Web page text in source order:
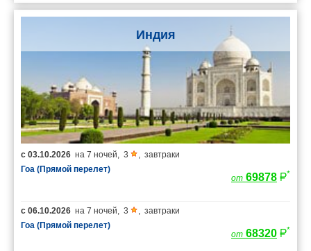
Индия
с 03.10.2026 на 7 ночей, 3 , завтраки
Гоа (Прямой перелет)
от 69878 *
с 06.10.2026 на 7 ночей, 3 , завтраки
Гоа (Прямой перелет)
от 68320 *